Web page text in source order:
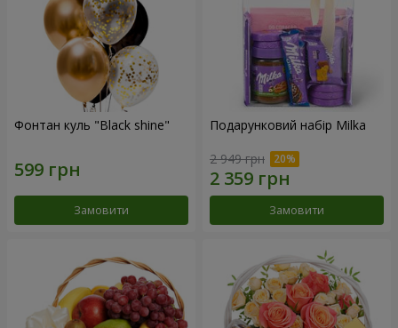
Фонтан куль "Black shine"
Замовити
Подарунковий набір Milka
2 949 грн
Замовити